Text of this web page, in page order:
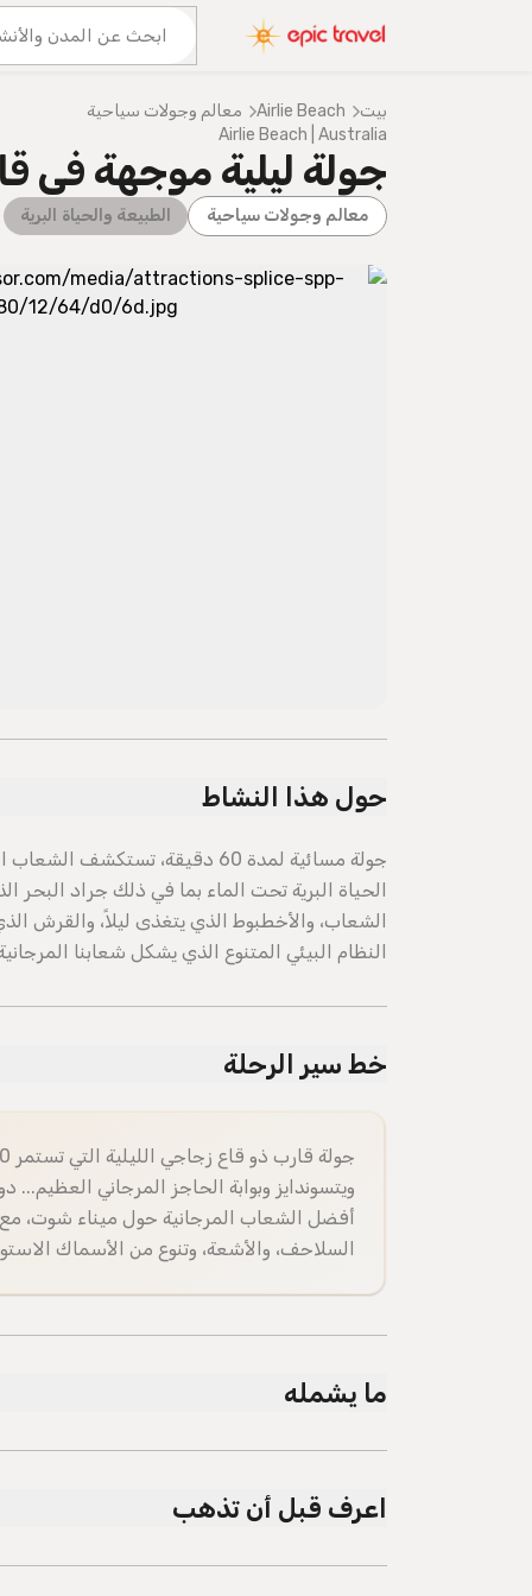
المزيد من المغامرات
بيت Airlie Beach معالم وجولات سياحية
Airlie Beach | Australia
جولة ليلية موجهة في
معالم وجولات سياحية الطبيعة والحياة البرية
حول هذا النشاط
جولة مسائية لمدة 60 دقيقة،
الحياة البرية تحت الماء بما في ذلك جراد البحر
الشعاب، والأخطبوط الذي يتغذى ليلاً، والقرش
النظام البيئي المتنوع الذي يشكل شعابنا
خط سير الرحلة
ويتسوندايز وبوابة الحاجز المرجاني
أفضل الشعاب المرجانية حول ميناء شوت،
السلاحف، والأشعة، وتنوع من الأسماك
ما يشمله
مشمول
مرحاض على متن القارب
نقل مجاني من الفنادق المحددة
اعرف قبل أن تذهب
الحيوانات الخدمية مسموح بها